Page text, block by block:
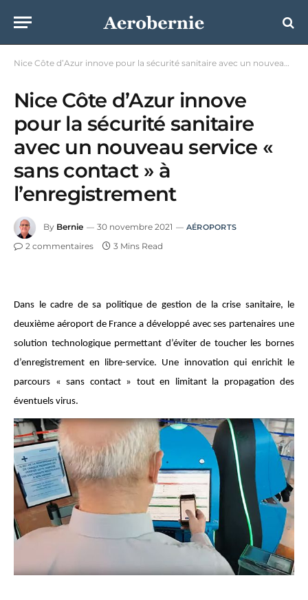
Nice Côte d’Azur innove pour la sécurité sanitaire avec un nouveau service « sans contact » à l’enregistrement
Nice Côte d’Azur innove
pour la sécurité sanitaire
avec un nouveau service «
sans contact » à
l’enregistrement
By Bernie 30 novembre 2021 AÉROPORTS
2 commentaires 3 Mins Read
Dans le cadre de sa politique de gestion de la crise sanitaire, le
deuxième aéroport de France a développé avec ses partenaires une
solution technologique permettant d’éviter de toucher les bornes
d’enregistrement en libre-service. Une innovation qui enrichit le
parcours « sans contact » tout en limitant la propagation des
éventuels virus.